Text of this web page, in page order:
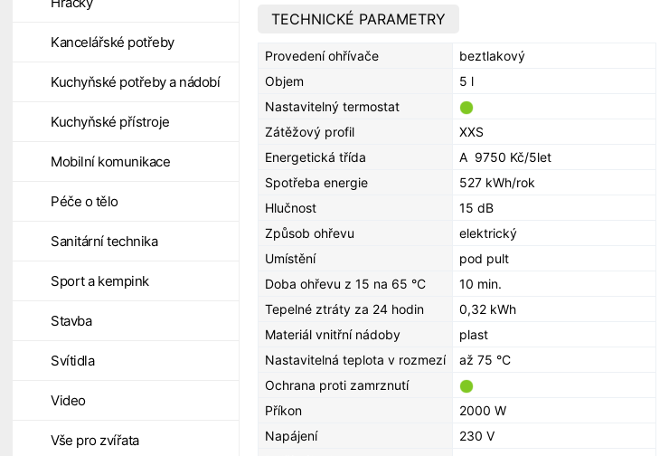
Kancelářské potřeby
Kuchyňské potřeby a nádobí
Kuchyňské přístroje
Mobilní komunikace
Péče o tělo
Sanitární technika
Sport a kempink
Stavba
Svítidla
Video
Vše pro zvířata
TECHNICKÉ PARAMETRY
Provedení ohřívače
beztlakový
Objem
5 l
Nastavitelný termostat
Zátěžový profil
XXS
Energetická třída
A 9750 Kč/5let
Spotřeba energie
527 kWh/rok
Hlučnost
15 dB
Způsob ohřevu
elektrický
Umístění
pod pult
Doba ohřevu z 15 na 65 °C
10 min.
Tepelné ztráty za 24 hodin
0,32 kWh
Materiál vnitřní nádoby
plast
Nastavitelná teplota v rozmezí
až 75 °C
Ochrana proti zamrznutí
Příkon
2000 W
Napájení
230 V